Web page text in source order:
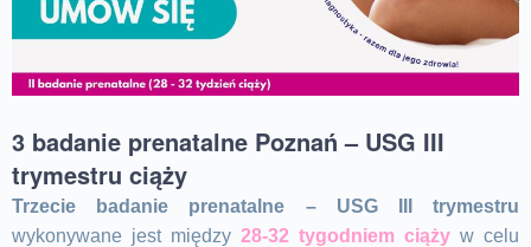
3 badanie prenatalne Poznań – USG III
trymestru ciąży
Trzecie badanie prenatalne – USG III trymestru
wykonywane jest między 28-32 tygodniem ciąży w celu